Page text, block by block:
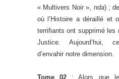
« Multivers Noir », nda) ;
où l’Histoire a déraillé et
terrifiants ont supprimé les
Justice. Aujourd’hui,
d’envahir notre dimension.
Tome 02 : Alors que